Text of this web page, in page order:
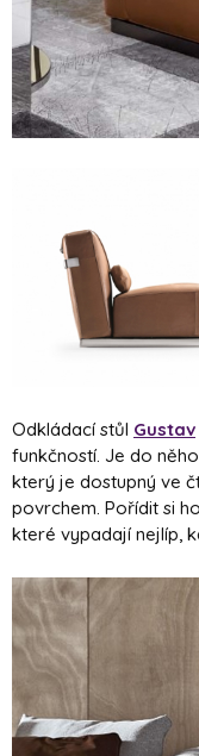
Odkládací stůl Gustav
funkčností. Je do
který je dostupný ve
povrchem. Pořídit si
které vypadají nejlíp,